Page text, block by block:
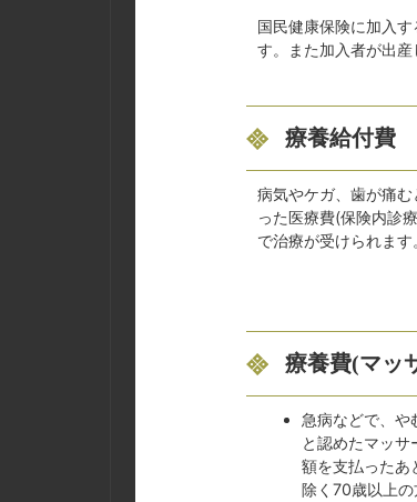
国民健康保険に加入
す。また加入者が出産
療養給付費
病気やケガ、歯が痛
った医療費(保険内診
で治療が受けられます
療養費(マッ
急病などで、や
と認めたマッ
額を支払ったあ
除く70歳以上の